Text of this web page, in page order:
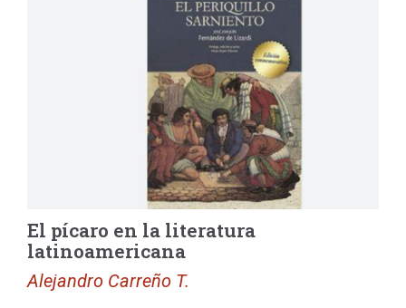
El pícaro en la literatura
latinoamericana
Alejandro Carreño T.